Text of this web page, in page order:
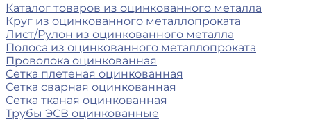
Каталог товаров из оцинкованного металла
Круг из оцинкованного металлопроката
Лист/Рулон из оцинкованного металла
Полоса из оцинкованного металлопроката
Проволока оцинкованная
Сетка плетеная оцинкованная
Сетка сварная оцинкованная
Сетка тканая оцинкованная
Трубы ЭСВ оцинкованные